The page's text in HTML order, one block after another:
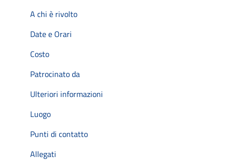
A chi è rivolto
Date e Orari
Costo
Patrocinato da
Ulteriori informazioni
Luogo
Punti di contatto
Allegati